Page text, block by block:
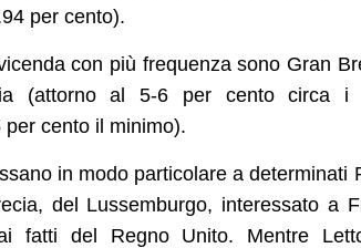
per cento).
con più frequenza sono Gran
(attorno al 5-6 per cento circa i
cento il minimo).
in modo particolare a determinati
del Lussemburgo, interessato a
fatti del Regno Unito. Mentre